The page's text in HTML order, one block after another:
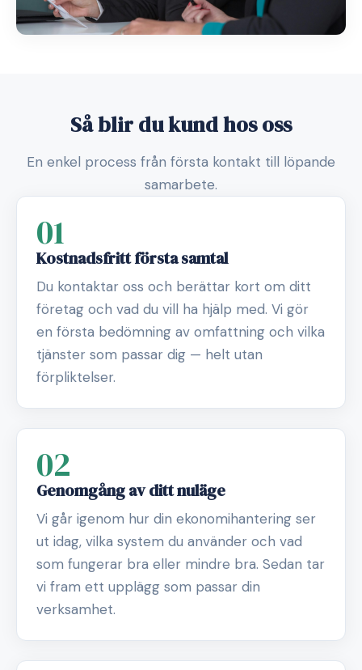
Så blir du kund hos oss
En enkel process från första kontakt till löpande
samarbete.
01
Kostnadsfritt första samtal
Du kontaktar oss och berättar kort om ditt
företag och vad du vill ha hjälp med. Vi gör
en första bedömning av omfattning och vilka
tjänster som passar dig — helt utan
förpliktelser.
02
Genomgång av ditt nuläge
Vi går igenom hur din ekonomihantering ser
ut idag, vilka system du använder och vad
som fungerar bra eller mindre bra. Sedan tar
vi fram ett upplägg som passar din
verksamhet.